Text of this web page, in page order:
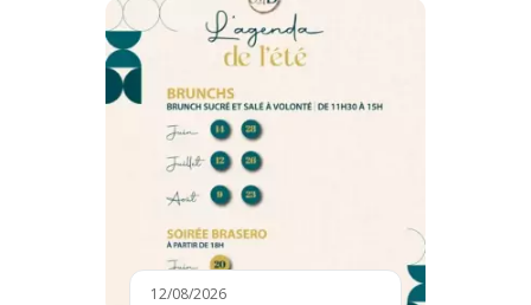
12/08/2026